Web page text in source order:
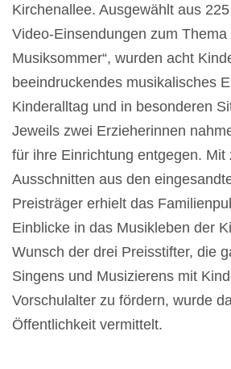
Kirchenallee. Ausgewählt aus
Video-Einsendungen zum Thema
Musiksommer“, wurden acht
beeindruckendes musikalisches
Kinderalltag und in besonderen
Jeweils zwei Erzieherinnen
für ihre Einrichtung entgegen. Mit
Ausschnitten aus den
Preisträger erhielt das
Einblicke in das Musikleben der
Wunsch der drei Preisstifter, die
Singens und Musizierens mit
Vorschulalter zu fördern, wurde
Öffentlichkeit vermittelt.